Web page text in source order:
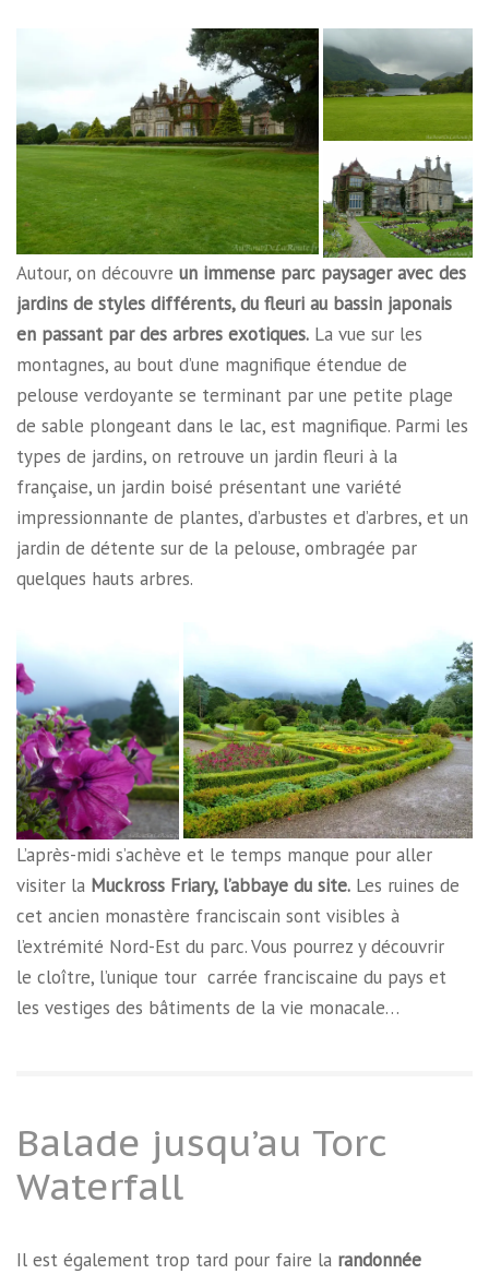
Autour, on découvre un immense parc paysager avec des
jardins de styles différents, du fleuri au bassin japonais
en passant par des arbres exotiques. La vue sur les
montagnes, au bout d’une magnifique étendue de
pelouse verdoyante se terminant par une petite plage
de sable plongeant dans le lac, est magnifique. Parmi les
types de jardins, on retrouve un jardin fleuri à la
française, un jardin boisé présentant une variété
impressionnante de plantes, d’arbustes et d’arbres, et un
jardin de détente sur de la pelouse, ombragée par
quelques hauts arbres.
L’après-midi s’achève et le temps manque pour aller
visiter la Muckross Friary, l’abbaye du site. Les ruines de
cet ancien monastère franciscain sont visibles à
l’extrémité Nord-Est du parc. Vous pourrez y découvrir
le cloître, l’unique tour carrée franciscaine du pays et
les vestiges des bâtiments de la vie monacale…
Balade jusqu’au Torc
Waterfall
Il est également trop tard pour faire la randonnée